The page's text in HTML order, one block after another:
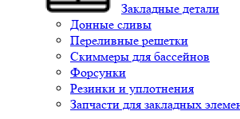
Закладные детали
Донные сливы
Переливные решетки
Скиммеры для бассейнов
Форсунки
Резинки и уплотнения
Запчасти для закладных